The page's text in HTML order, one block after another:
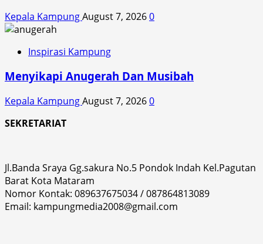
Kepala KampungAugust 7, 20260
Inspirasi Kampung
Menyikapi Anugerah Dan Musibah
Kepala KampungAugust 7, 20260
SEKRETARIAT
Jl.Banda Sraya Gg.sakura No.5 Pondok Indah Kel.Pagutan
Barat Kota Mataram
Nomor Kontak: 089637675034 / 087864813089
Email: kampungmedia2008@gmail.com